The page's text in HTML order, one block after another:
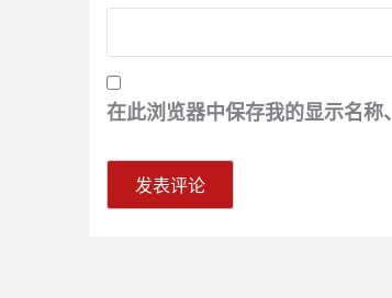
在此浏览器中保存我的显示名称